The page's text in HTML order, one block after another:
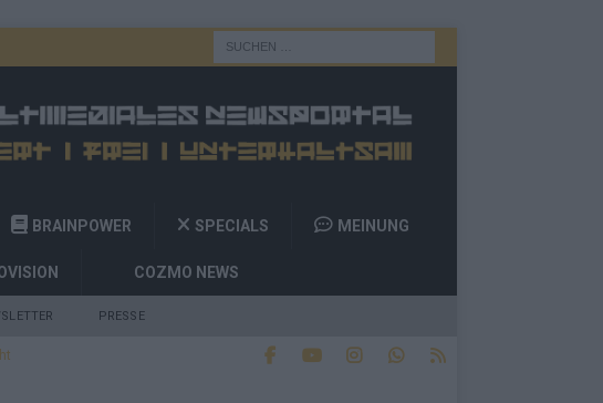
BRAINPOWER SPECIALS MEINUNG
COZMO NEWS
PRESSE